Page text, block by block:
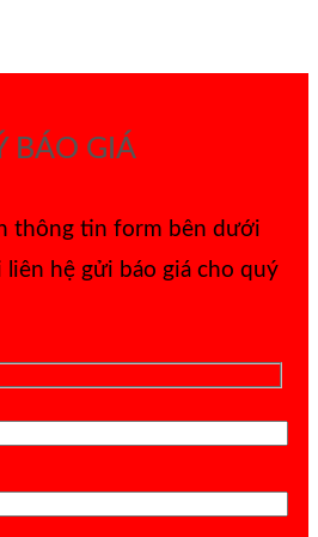
BÁO GIÁ
thông tin form bên dưới
hệ gửi báo giá cho quý